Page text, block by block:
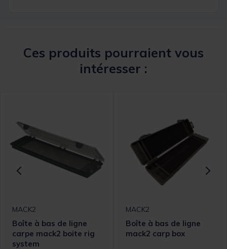
Ces produits pourraient vous
intéresser :
MACK2
Boîte à bas de ligne
carpe mack2 boite rig
system
MACK2
Boîte à bas de ligne
mack2 carp box